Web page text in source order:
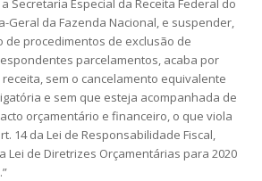
Secretaria Especial da Receita Federal do
Geral da Fazenda Nacional, e suspender,
de procedimentos de exclusão de
parcelamentos, acaba por
sem o cancelamento equivalente
e sem que esteja acompanhada de
orçamentário e financeiro, o que viola
14 da Lei de Responsabilidade Fiscal,
Lei de Diretrizes Orçamentárias para 2020